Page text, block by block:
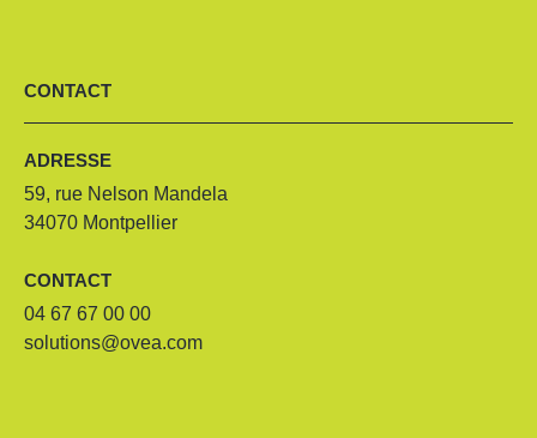
CONTACT
ADRESSE
59, rue Nelson Mandela
34070 Montpellier
CONTACT
04 67 67 00 00
solutions@ovea.com